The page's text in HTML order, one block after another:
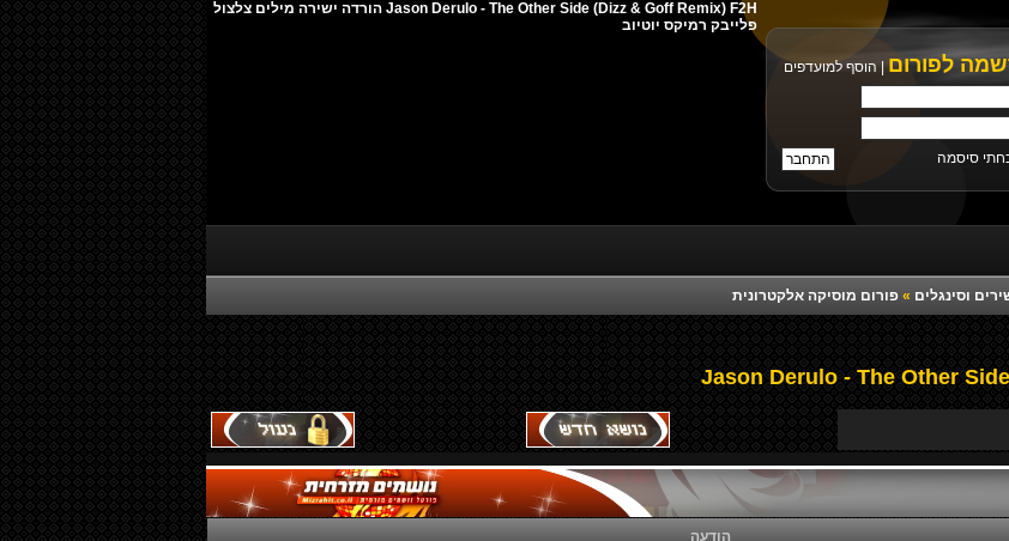
לפורום
הוסף למועדפים
סיסמה
Jason Derulo - The Other Side (Dizz & Goff Remix) F2H הורדה ישירה מילים צלצול
פלייבק רמיקס יוטיוב
וסינגלים » פורום מוסיקה אלקטרונית
הודעה